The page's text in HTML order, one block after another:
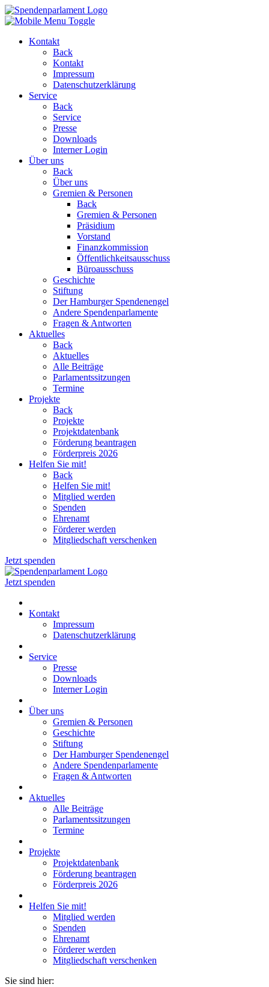
Kontakt
Back
Kontakt
Impressum
Datenschutzerklärung
Service
Back
Service
Presse
Downloads
Interner Login
Über uns
Back
Über uns
Gremien & Personen
Back
Gremien & Personen
Präsidium
Vorstand
Finanzkommission
Öffentlichkeitsausschuss
Büroausschuss
Geschichte
Stiftung
Der Hamburger Spendenengel
Andere Spendenparlamente
Fragen & Antworten
Aktuelles
Back
Aktuelles
Alle Beiträge
Parlamentssitzungen
Termine
Projekte
Back
Projekte
Projektdatenbank
Förderung beantragen
Förderpreis 2026
Helfen Sie mit!
Back
Helfen Sie mit!
Mitglied werden
Spenden
Ehrenamt
Förderer werden
Mitgliedschaft verschenken
Jetzt spenden
Jetzt spenden
Kontakt
Impressum
Datenschutzerklärung
Service
Presse
Downloads
Interner Login
Über uns
Gremien & Personen
Geschichte
Stiftung
Der Hamburger Spendenengel
Andere Spendenparlamente
Fragen & Antworten
Aktuelles
Alle Beiträge
Parlamentssitzungen
Termine
Projekte
Projektdatenbank
Förderung beantragen
Förderpreis 2026
Helfen Sie mit!
Mitglied werden
Spenden
Ehrenamt
Förderer werden
Mitgliedschaft verschenken
Sie sind hier: